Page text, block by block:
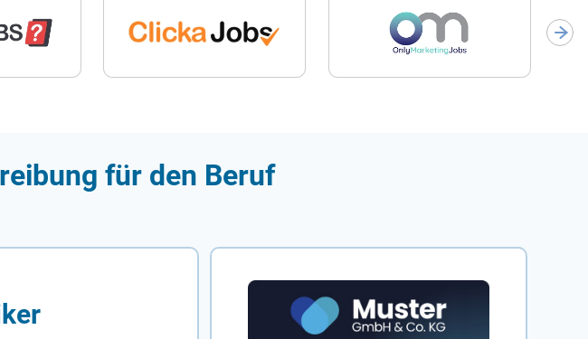
für den Beruf